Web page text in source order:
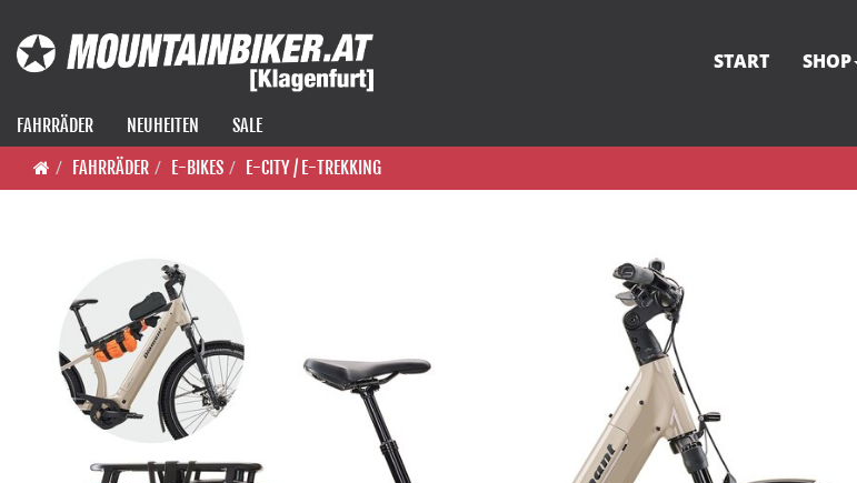
START SHOP
FAHRRÄDER NEUHEITEN
SALE
FAHRRÄDER
E-BIKES E-CITY / E-TREKKING